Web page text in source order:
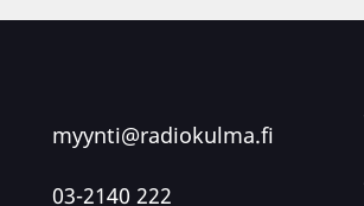
myynti@radiokulma.fi
03-2140 222